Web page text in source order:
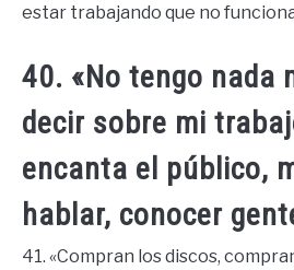
estar trabajando que no
40. «No tengo nada
decir sobre mi
encanta el público,
hablar, conocer
41. «Compran los discos,